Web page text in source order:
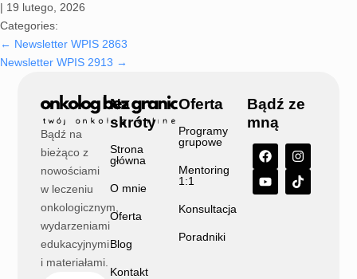
| 19 lutego, 2026
Categories:
← Newsletter WPIS 2863
Newsletter WPIS 2913 →
Bądź na
bieżąco z
nowościami
w leczeniu
onkologicznym,
wydarzeniami
edukacyjnymi
i materiałami.
Na
skróty
Strona
główna
O mnie
Oferta
Blog
Kontakt
Oferta
Programy
grupowe
Mentoring
1:1
Konsultacja
Poradniki
Bądź ze
mną